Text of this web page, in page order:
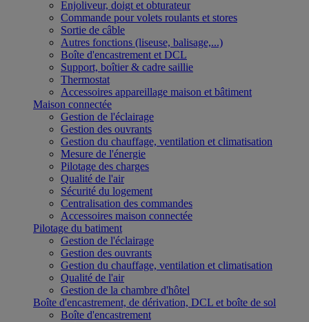
Enjoliveur, doigt et obturateur
Commande pour volets roulants et stores
Sortie de câble
Autres fonctions (liseuse, balisage,...)
Boîte d'encastrement et DCL
Support, boîtier & cadre saillie
Thermostat
Accessoires appareillage maison et bâtiment
Maison connectée
Gestion de l'éclairage
Gestion des ouvrants
Gestion du chauffage, ventilation et climatisation
Mesure de l'énergie
Pilotage des charges
Qualité de l'air
Sécurité du logement
Centralisation des commandes
Accessoires maison connectée
Pilotage du batiment
Gestion de l'éclairage
Gestion des ouvrants
Gestion du chauffage, ventilation et climatisation
Qualité de l'air
Gestion de la chambre d'hôtel
Boîte d'encastrement, de dérivation, DCL et boîte de sol
Boîte d'encastrement